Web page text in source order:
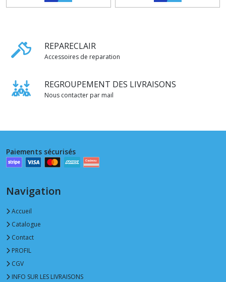
REPARECLAIR
Accessoires de reparation
REGROUPEMENT DES LIVRAISONS
Nous contacter par mail
Paiements sécurisés
Navigation
Accueil
Catalogue
Contact
PROFIL
CGV
INFO SUR LES LIVRAISONS